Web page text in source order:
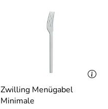
Zwilling Menügabel
Minimale